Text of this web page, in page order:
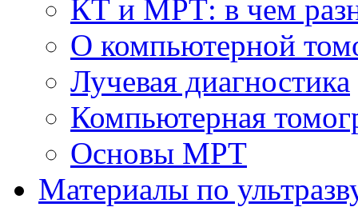
КТ и МРТ: в чем
О компьютерной
Лучевая диагностика
Компьютерная
Основы МРТ
Материалы по